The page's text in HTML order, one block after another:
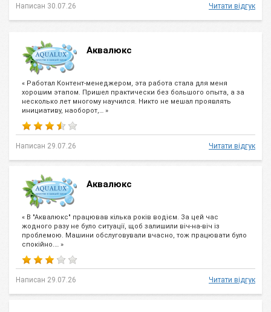
Написан 30.07.26 Читати відгук
Аквалюкс
« Работал Контент-менеджером, эта работа стала для меня
хорошим этапом. Пришел практически без большого опыта, а за
несколько лет многому научился. Никто не мешал проявлять
инициативу, наоборот,… »
Написан 29.07.26 Читати відгук
Аквалюкс
« В "Аквалюкс" працював кілька років водієм. За цей час
жодного разу не було ситуації, щоб залишили віч-на-віч із
проблемою. Машини обслуговували вчасно, тож працювати було
спокійно.… »
Написан 29.07.26 Читати відгук